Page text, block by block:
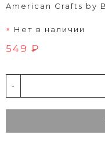
American Crafts by
Нет в наличии
549 ₽
-